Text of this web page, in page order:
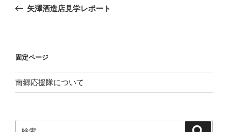
ナ
ー
シ
ョ
の
矢澤酒造店見学レポート
固定ページ
南郷応援隊について